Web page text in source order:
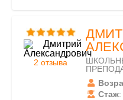
2 отзыва
Стаж: